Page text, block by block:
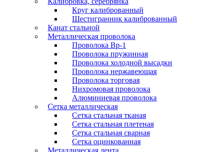
Круг калиброванный
Шестигранник калиброванный
Канат стальной
Металлическая проволока
Проволока Вр-1
Проволока пружинная
Проволока холодной высадки
Проволока нержавеющая
Проволока торговая
Нихромовая проволока
Алюминиевая проволока
Сетка металлическая
Сетка стальная тканая
Сетка стальная плетеная
Сетка стальная сварная
Сетка оцинкованная
Металлическая лента